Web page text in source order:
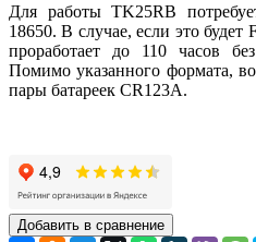
Для работы TK25RB
18650. В случае, если это
проработает до 110 часов
Помимо указанного формата,
пары батареек CR123A.
Добавить в сравнение